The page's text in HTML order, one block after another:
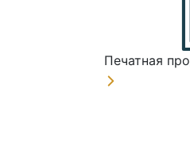
Печатная